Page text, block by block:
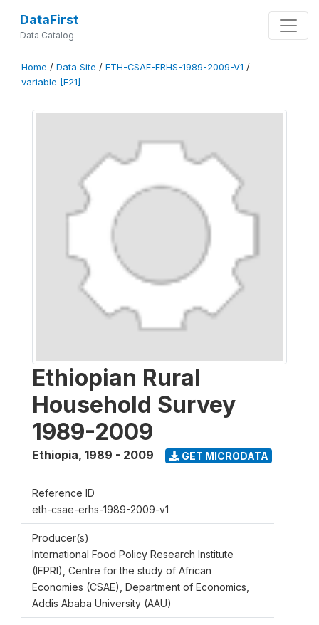
DataFirst
Data Catalog
Home / Data Site / ETH-CSAE-ERHS-1989-2009-V1 /
variable [F21]
Ethiopian Rural
Household Survey
1989-2009
Ethiopia, 1989 - 2009 GET MICRODATA
Reference ID
eth-csae-erhs-1989-2009-v1
Producer(s)
International Food Policy Research Institute
(IFPRI), Centre for the study of African
Economies (CSAE), Department of Economics,
Addis Ababa University (AAU)